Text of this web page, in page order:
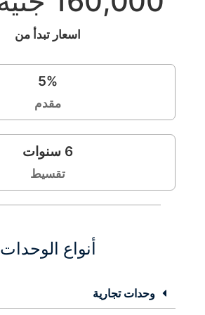
اسعار تبدأ من
5%
مقدم
6 سنوات
تقسيط
أنواع الوحدات
وحدات تجارية